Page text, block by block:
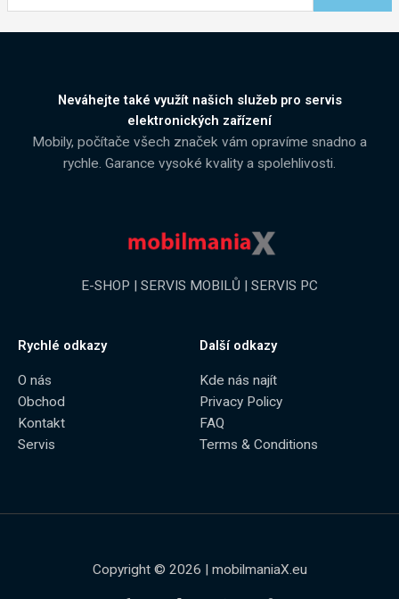
Neváhejte také využít našich služeb pro servis
elektronických zařízení
Mobily, počítače všech značek vám opravíme snadno a
rychle. Garance vysoké kvality a spolehlivosti.
E-SHOP | SERVIS MOBILŮ | SERVIS PC
Rychlé odkazy
O nás
Obchod
Kontakt
Servis
Další odkazy
Kde nás najít
Privacy Policy
FAQ
Terms & Conditions
Copyright © 2026 | mobilmaniaX.eu